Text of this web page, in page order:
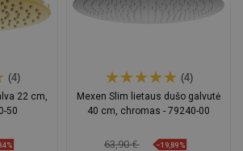
(4)
22 cm,
50
(4)
Mexen Slim lietaus dušo galvutė
40 cm, chromas - 79240-00
63,90 € −19,89%